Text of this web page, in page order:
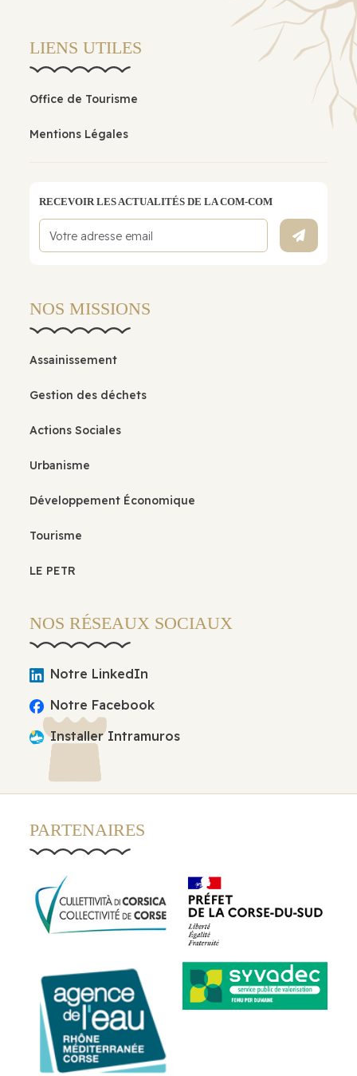
LIENS UTILES
Office de Tourisme
Mentions Légales
RECEVOIR LES ACTUALITÉS DE LA COM-COM
NOS MISSIONS
Assainissement
Gestion des déchets
Actions Sociales
Urbanisme
Développement Économique
Tourisme
LE PETR
NOS RÉSEAUX SOCIAUX
Notre LinkedIn
Notre Facebook
Installer Intramuros
PARTENAIRES